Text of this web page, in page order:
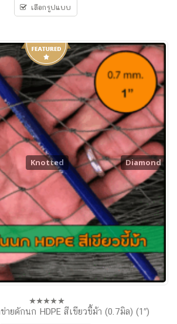
5
เลือกรูปแบบ
Diamond
Knotted
0
ายดักนก HDPE สีเขียวขี้ม้า (0.7มิล) (1″)